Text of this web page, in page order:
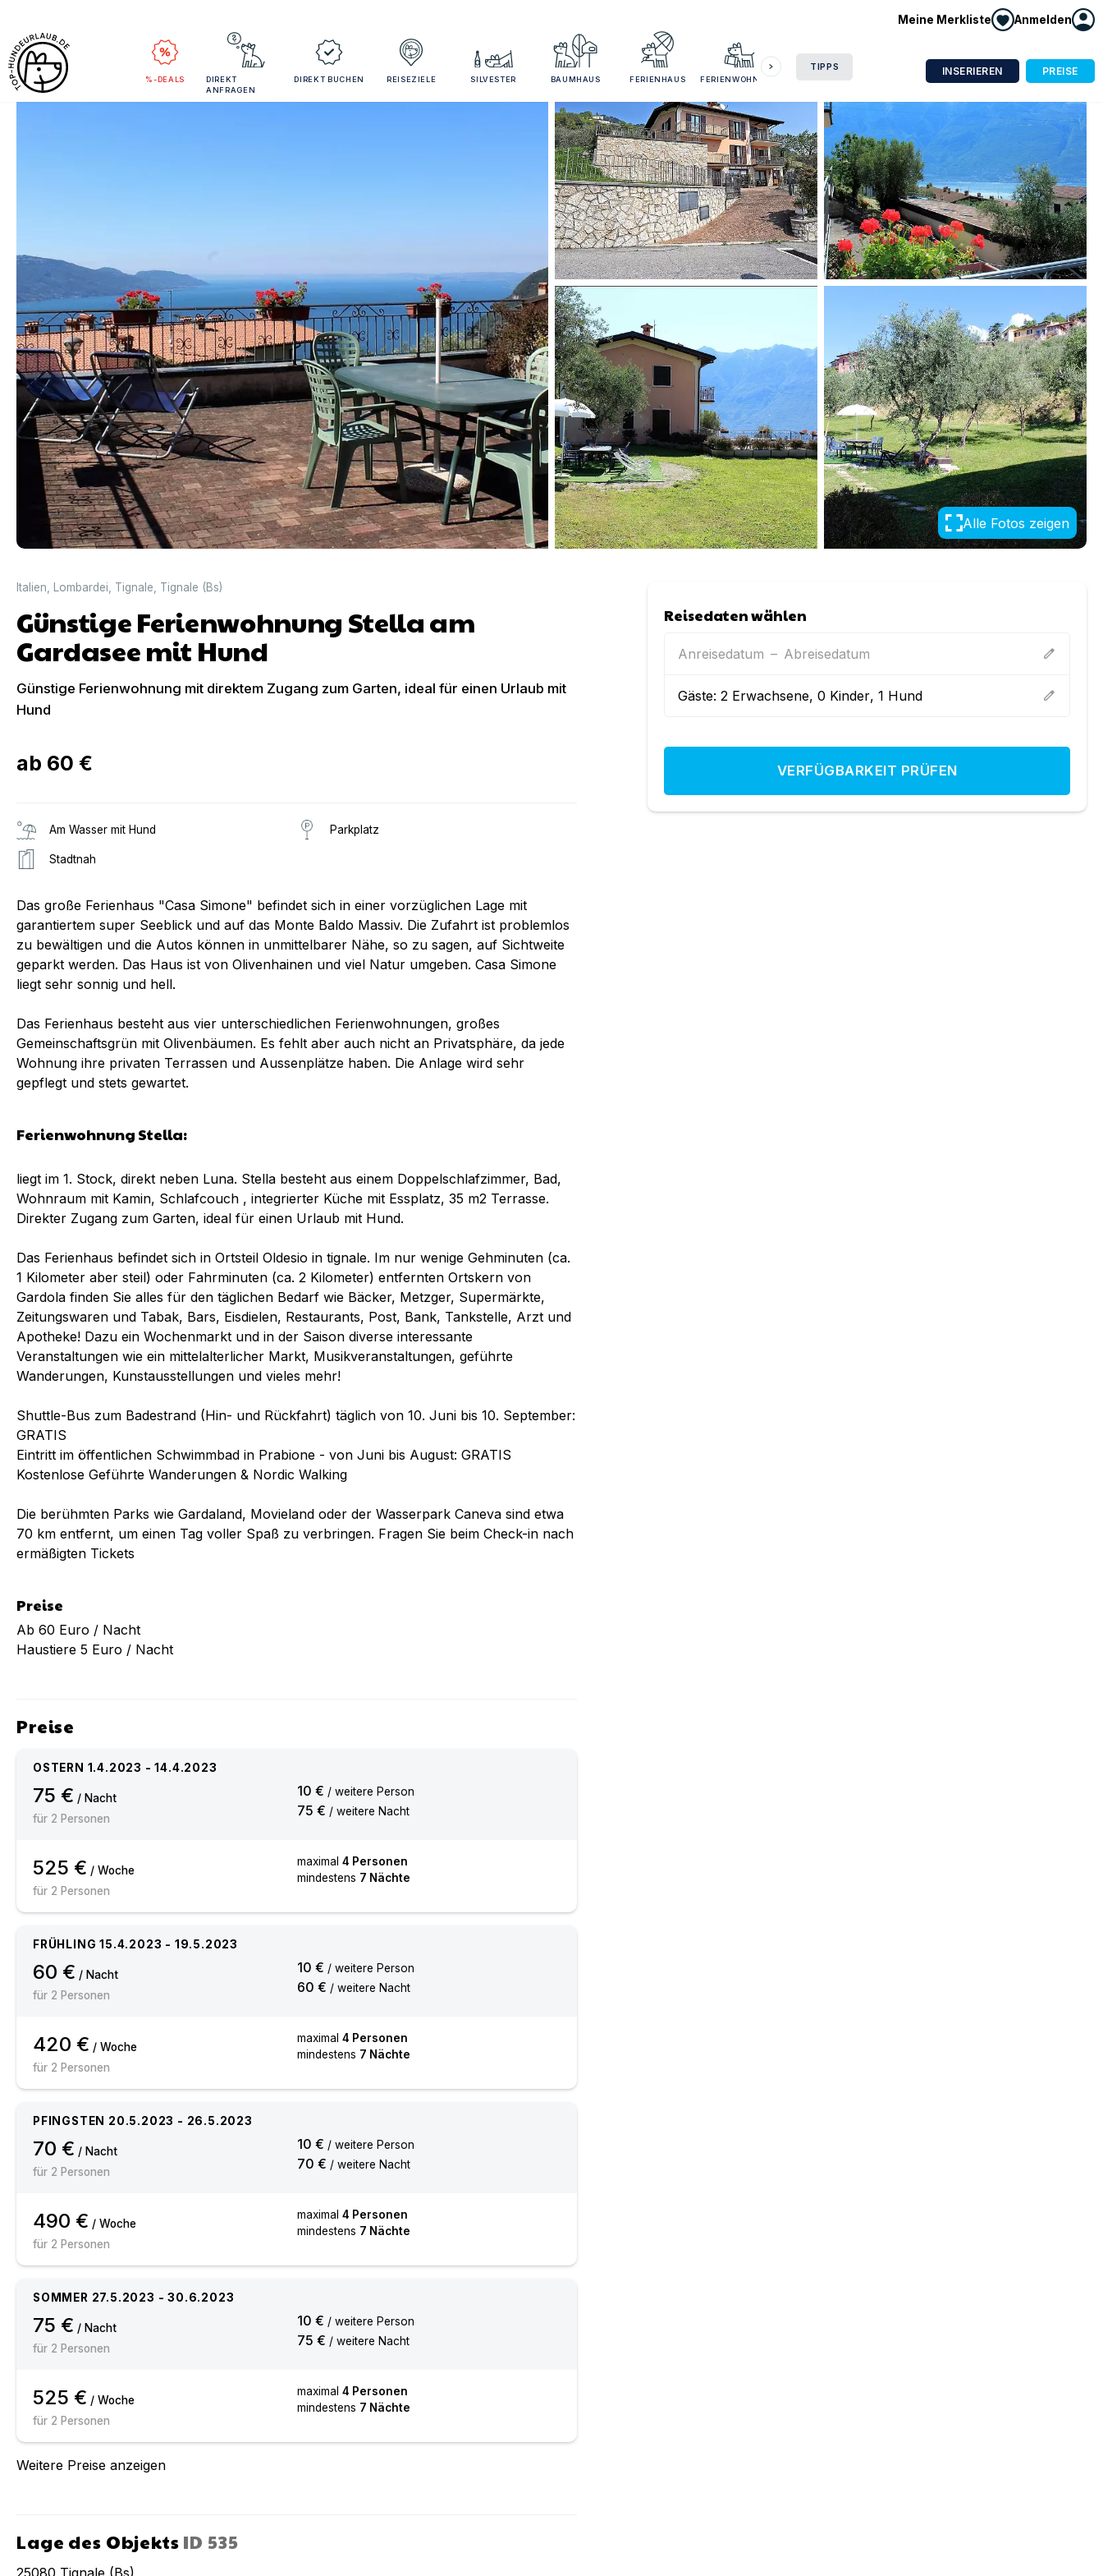
Meine Merkliste Anmelden
%-DEALS
DIREKT
ANFRAGEN
DIREKT BUCHEN REISEZIELE SILVESTER BAUMHAUS FERIENHAUS FERIENWOHNUNG
TIPPS INSERIEREN PREISE
Alle Fotos zeigen
Italien Lombardei Tignale Tignale (Bs)
Günstige Ferienwohnung Stella am
Gardasee mit Hund
Günstige Ferienwohnung mit direktem Zugang zum Garten, ideal für einen Urlaub mit
Hund
ab 60 €
Am Wasser mit Hund Parkplatz
Stadtnah
Das große Ferienhaus "Casa Simone" befindet sich in einer vorzüglichen Lage mit
garantiertem super Seeblick und auf das Monte Baldo Massiv. Die Zufahrt ist problemlos
zu bewältigen und die Autos können in unmittelbarer Nähe, so zu sagen, auf Sichtweite
geparkt werden. Das Haus ist von Olivenhainen und viel Natur umgeben. Casa Simone
liegt sehr sonnig und hell.
Das Ferienhaus besteht aus vier unterschiedlichen Ferienwohnungen, großes
Gemeinschaftsgrün mit Olivenbäumen. Es fehlt aber auch nicht an Privatsphäre, da jede
Wohnung ihre privaten Terrassen und Aussenplätze haben. Die Anlage wird sehr
gepflegt und stets gewartet.
Ferienwohnung Stella:
liegt im 1. Stock, direkt neben Luna. Stella besteht aus einem Doppelschlafzimmer, Bad,
Wohnraum mit Kamin, Schlafcouch , integrierter Küche mit Essplatz, 35 m2 Terrasse.
Direkter Zugang zum Garten, ideal für einen Urlaub mit Hund.
Das Ferienhaus befindet sich in Ortsteil Oldesio in tignale. Im nur wenige Gehminuten (ca.
1 Kilometer aber steil) oder Fahrminuten (ca. 2 Kilometer) entfernten Ortskern von
Gardola finden Sie alles für den täglichen Bedarf wie Bäcker, Metzger, Supermärkte,
Zeitungswaren und Tabak, Bars, Eisdielen, Restaurants, Post, Bank, Tankstelle, Arzt und
Apotheke! Dazu ein Wochenmarkt und in der Saison diverse interessante
Veranstaltungen wie ein mittelalterlicher Markt, Musikveranstaltungen, geführte
Wanderungen, Kunstausstellungen und vieles mehr!
Shuttle-Bus zum Badestrand (Hin- und Rückfahrt) täglich von 10. Juni bis 10. September:
GRATIS
Eintritt im öffentlichen Schwimmbad in Prabione - von Juni bis August: GRATIS
Kostenlose Geführte Wanderungen & Nordic Walking
Die berühmten Parks wie Gardaland, Movieland oder der Wasserpark Caneva sind etwa
70 km entfernt, um einen Tag voller Spaß zu verbringen. Fragen Sie beim Check-in nach
ermäßigten Tickets
Preise
Ab 60 Euro / Nacht
Haustiere 5 Euro / Nacht
Preise
OSTERN 1.4.2023 - 14.4.2023
75 € / Nacht
für 2 Personen
10 € / weitere Person
75 € / weitere Nacht
525 € / Woche
für 2 Personen
maximal 4 Personen
mindestens 7 Nächte
FRÜHLING 15.4.2023 - 19.5.2023
60 € / Nacht
für 2 Personen
10 € / weitere Person
60 € / weitere Nacht
420 € / Woche
für 2 Personen
maximal 4 Personen
mindestens 7 Nächte
PFINGSTEN 20.5.2023 - 26.5.2023
70 € / Nacht
für 2 Personen
10 € / weitere Person
70 € / weitere Nacht
490 € / Woche
für 2 Personen
maximal 4 Personen
mindestens 7 Nächte
SOMMER 27.5.2023 - 30.6.2023
75 € / Nacht
für 2 Personen
10 € / weitere Person
75 € / weitere Nacht
525 € / Woche
für 2 Personen
maximal 4 Personen
mindestens 7 Nächte
Weitere Preise anzeigen
Lage des Objekts ID 535
25080 Tignale (Bs)
Reisedaten wählen
Anreisedatum – Abreisedatum edit
Gäste:2 Erwachsene,0 Kinder,1 Hund edit
VERFÜGBARKEIT PRÜFEN